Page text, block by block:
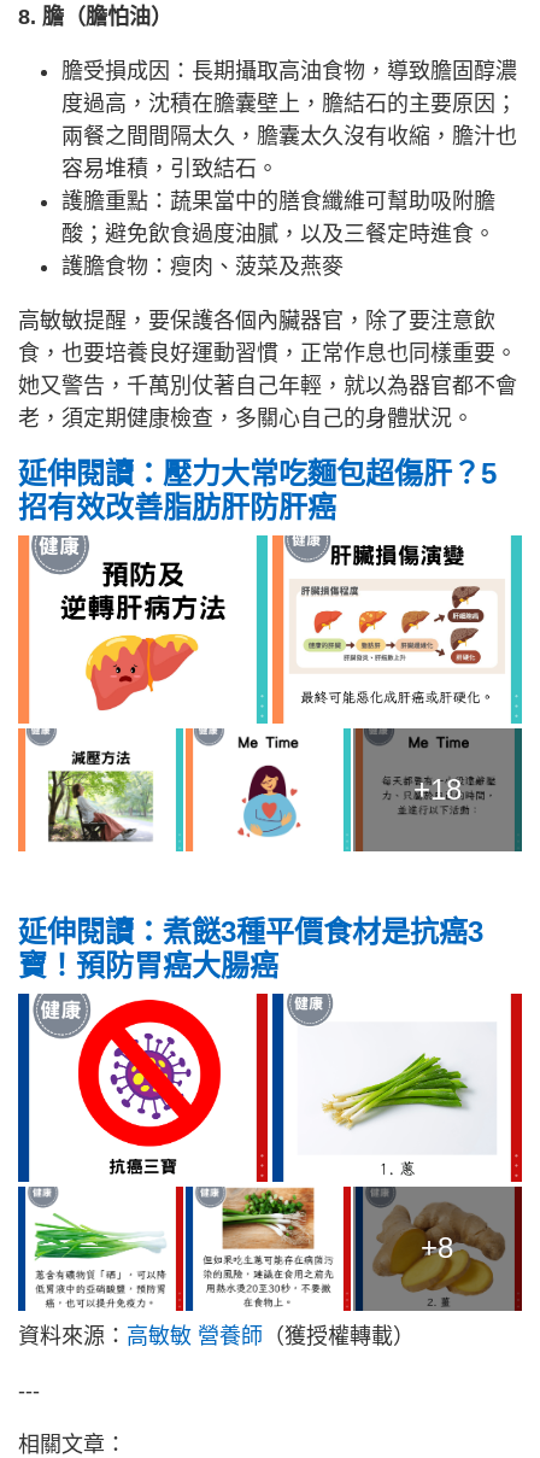
8. 膽（膽怕油）
膽受損成因：長期攝取高油食物，導致膽固醇濃
度過高，沈積在膽囊壁上，膽結石的主要原因；
兩餐之間間隔太久，膽囊太久沒有收縮，膽汁也
容易堆積，引致結石。
護膽重點：蔬果當中的膳食纖維可幫助吸附膽
酸；避免飲食過度油膩，以及三餐定時進食。
護膽食物：瘦肉、菠菜及燕麥
高敏敏提醒，要保護各個內臟器官，除了要注意飲
食，也要培養良好運動習慣，正常作息也同樣重要。
她又警告，千萬別仗著自己年輕，就以為器官都不會
老，須定期健康檢查，多關心自己的身體狀況。
延伸閱讀：壓力大常吃麵包超傷肝？5
招有效改善脂肪肝防肝癌
+18
延伸閱讀：煮餸3種平價食材是抗癌3
寶！預防胃癌大腸癌
+8
資料來源： 高敏敏 營養師 （獲授權轉載）
---
相關文章：